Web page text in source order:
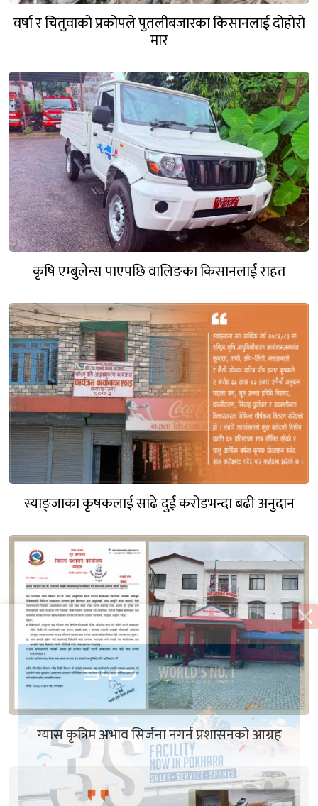
वर्षा र चितुवाको प्रकोपले पुतलीबजारका किसानलाई दोहोरो
मार
कृषि एम्बुलेन्स पाएपछि वालिङका किसानलाई राहत
स्याङ्जाका कृषकलाई साढे दुई करोडभन्दा बढी अनुदान
ग्यास कृत्रिम अभाव सिर्जना नगर्न प्रशासनको आग्रह